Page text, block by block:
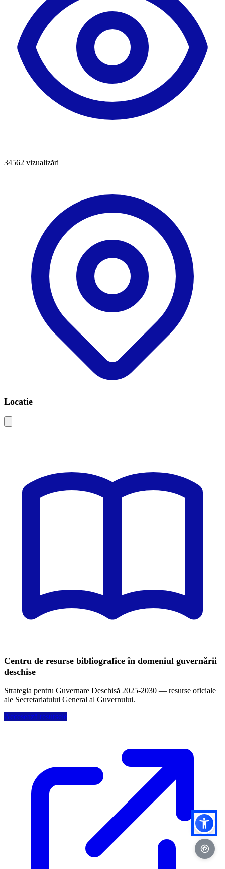
34562 vizualizări
Locatie
Centru de resurse bibliografice în domeniul guvernării
deschise
Strategia pentru Guvernare Deschisă 2025-2030 — resurse oficiale
ale Secretariatului General al Guvernului.
Accesează resursele